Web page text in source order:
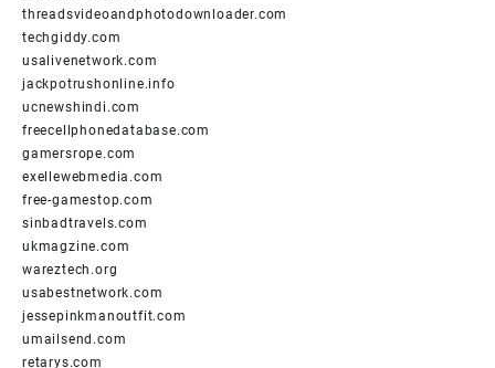
threadsvideoandphotodownloader.com
techgiddy.com
usalivenetwork.com
jackpotrushonline.info
ucnewshindi.com
freecellphonedatabase.com
gamersrope.com
exellewebmedia.com
free-gamestop.com
sinbadtravels.com
ukmagzine.com
wareztech.org
usabestnetwork.com
jessepinkmanoutfit.com
umailsend.com
retarys.com